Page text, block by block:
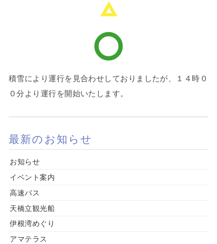
積雪により運行を見合わせしておりましたが、１４時０
０分より運行を開始いたします。
最新のお知らせ
お知らせ
イベント案内
高速バス
天橋立観光船
伊根湾めぐり
アマテラス